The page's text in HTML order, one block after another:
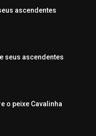
ascendentes
seus ascendentes
o peixe Cavalinha